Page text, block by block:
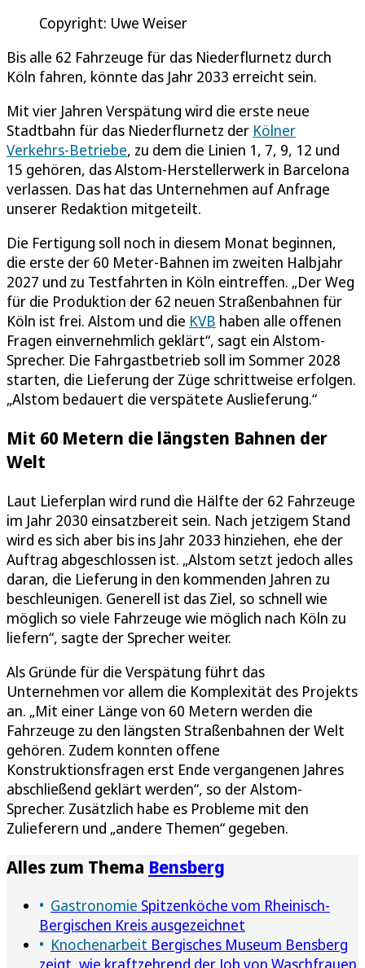
Copyright: Uwe Weiser
Bis alle 62 Fahrzeuge für das Niederflurnetz durch
Köln fahren, könnte das Jahr 2033 erreicht sein.
Mit vier Jahren Verspätung wird die erste neue
Stadtbahn für das Niederflurnetz der Kölner
Verkehrs-Betriebe, zu dem die Linien 1, 7, 9, 12 und
15 gehören, das Alstom-Herstellerwerk in Barcelona
verlassen. Das hat das Unternehmen auf Anfrage
unserer Redaktion mitgeteilt.
Die Fertigung soll noch in diesem Monat beginnen,
die erste der 60 Meter-Bahnen im zweiten Halbjahr
2027 und zu Testfahrten in Köln eintreffen. „Der Weg
für die Produktion der 62 neuen Straßenbahnen für
Köln ist frei. Alstom und die KVB haben alle offenen
Fragen einvernehmlich geklärt“, sagt ein Alstom-
Sprecher. Die Fahrgastbetrieb soll im Sommer 2028
starten, die Lieferung der Züge schrittweise erfolgen.
„Alstom bedauert die verspätete Auslieferung.“
Mit 60 Metern die längsten Bahnen der
Welt
Laut Lieferplan wird rund die Hälfte der 62 Fahrzeuge
im Jahr 2030 einsatzbereit sein. Nach jetzigem Stand
wird es sich aber bis ins Jahr 2033 hinziehen, ehe der
Auftrag abgeschlossen ist. „Alstom setzt jedoch alles
daran, die Lieferung in den kommenden Jahren zu
beschleunigen. Generell ist das Ziel, so schnell wie
möglich so viele Fahrzeuge wie möglich nach Köln zu
liefern“, sagte der Sprecher weiter.
Als Gründe für die Verspätung führt das
Unternehmen vor allem die Komplexität des Projekts
an. „Mit einer Länge von 60 Metern werden die
Fahrzeuge zu den längsten Straßenbahnen der Welt
gehören. Zudem konnten offene
Konstruktionsfragen erst Ende vergangenen Jahres
abschließend geklärt werden“, so der Alstom-
Sprecher. Zusätzlich habe es Probleme mit den
Zulieferern und „andere Themen“ gegeben.
Alles zum Thema Bensberg
Gastronomie Spitzenköche vom Rheinisch-
Bergischen Kreis ausgezeichnet
Knochenarbeit Bergisches Museum Bensberg
zeigt, wie kraftzehrend der Job von Waschfrauen